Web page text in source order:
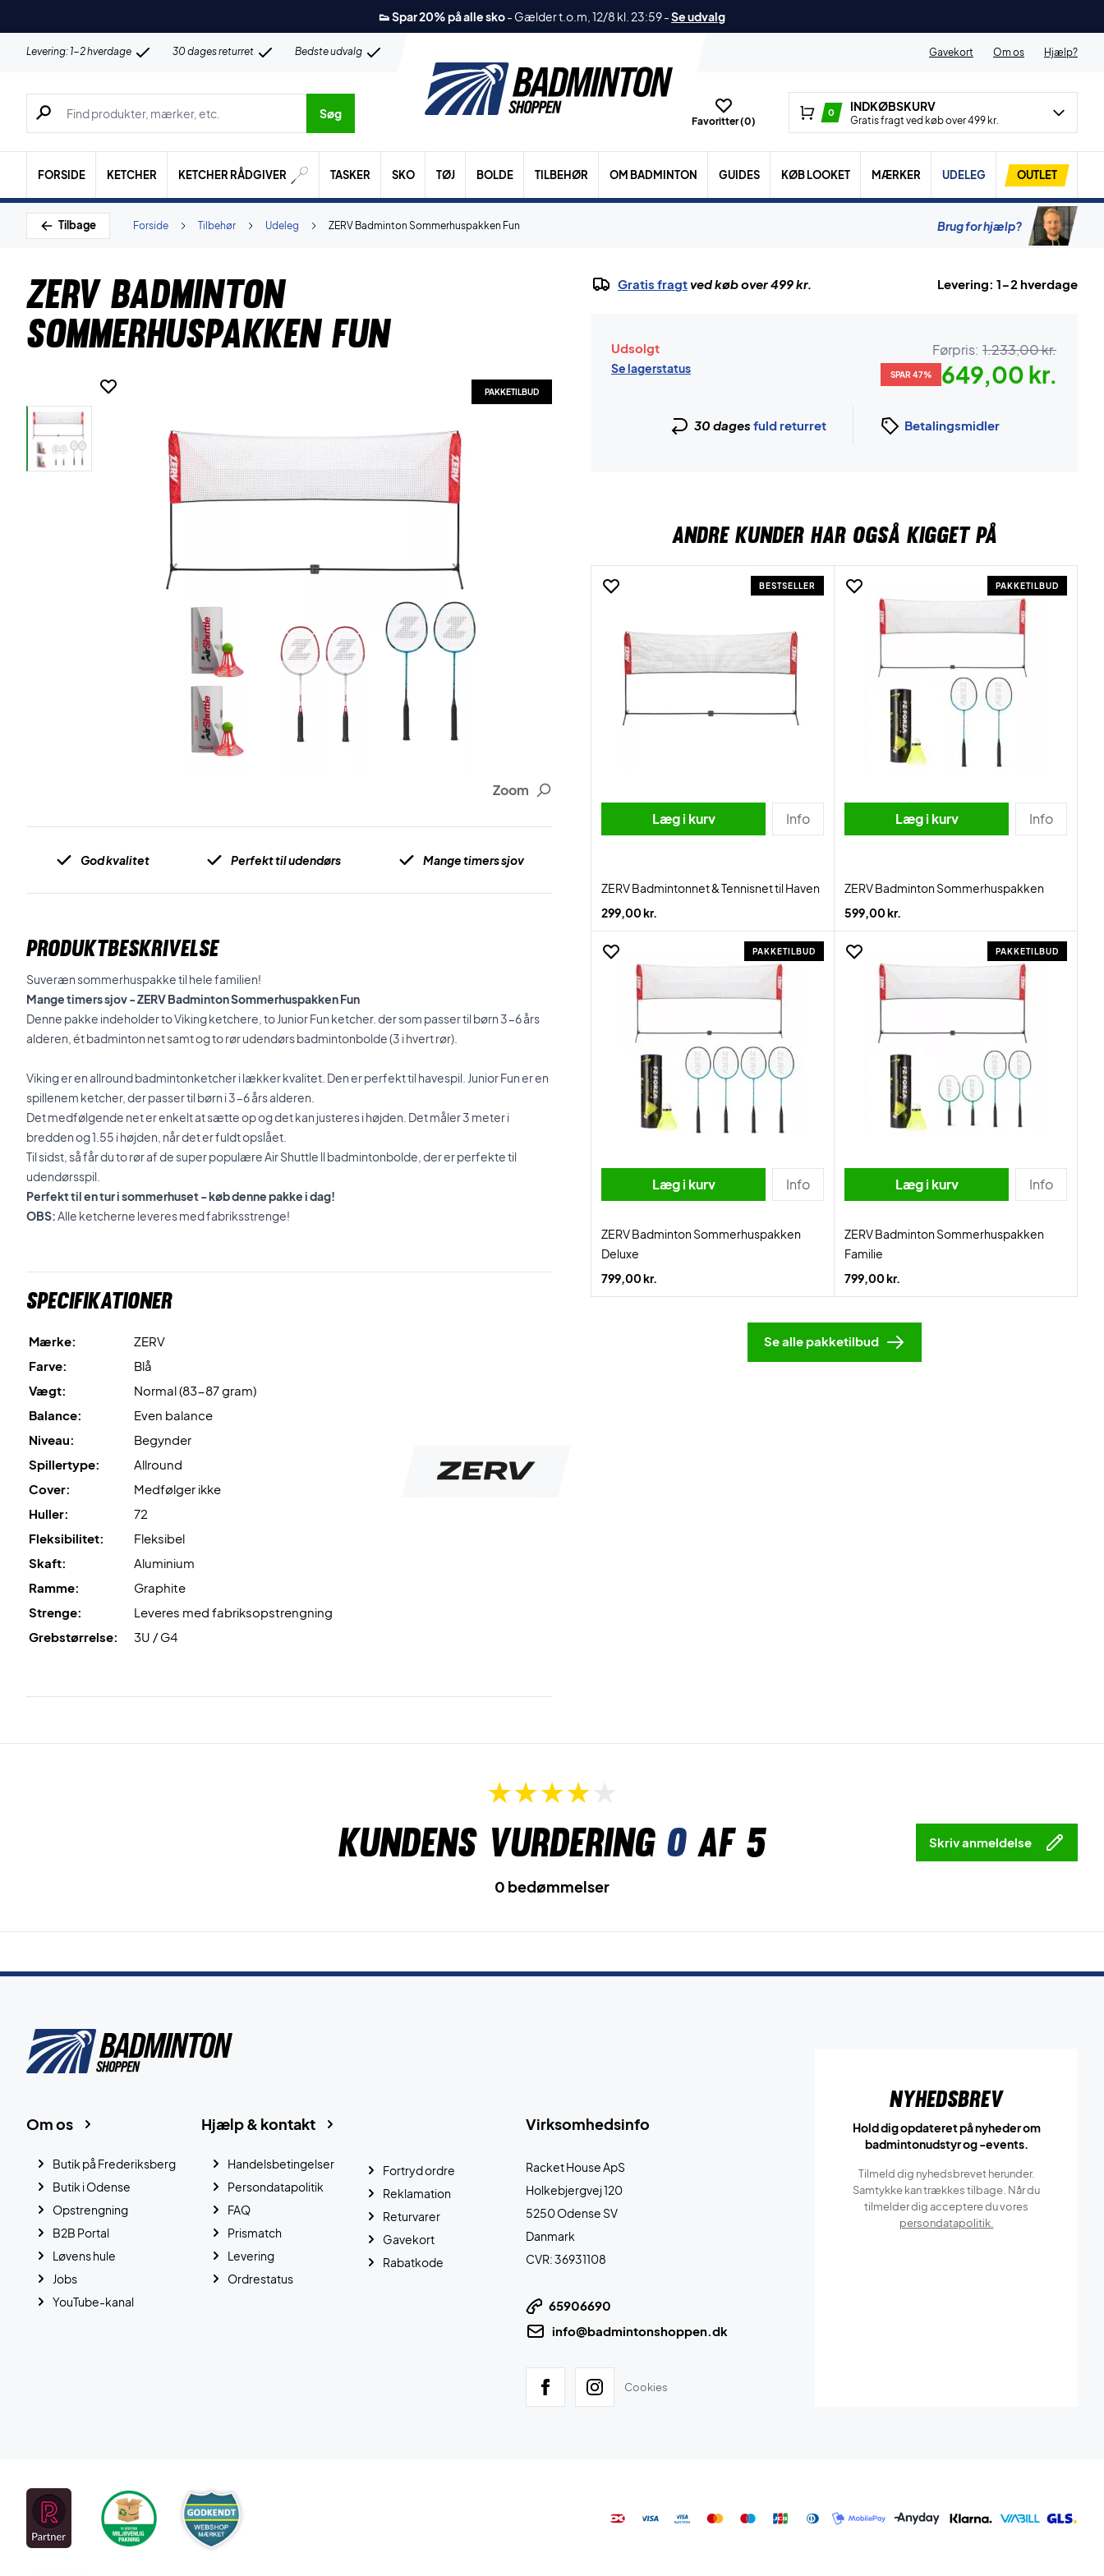
👟 Spar 20% på alle sko- Gælder t.o.m, 12/8 kl. 23:59-Se udvalg
Levering: 1-2 hverdage 30 dages returret Bedste udvalg Gavekort Om os Hjælp?
Søg efter produkter, mærker etc.
Søg
Favoritter (0)
0 INDKØBSKURV
Gratis fragt ved køb over 499 kr.
FORSIDE KETCHER KETCHER RÅDGIVER TASKER SKO TØJ BOLDE TILBEHØR OM BADMINTON GUIDES KØB LOOKET MÆRKER UDELEG OUTLET
Tilbage ZERV Badminton Sommerhuspakken Fun
Udeleg
Tilbehør
Forside Brug for hjælp?
ZERV Badminton
Sommerhuspakken Fun
Zoom
PAKKETILBUD
God kvalitet Perfekt til udendørs Mange timers sjov
PRODUKTBESKRIVELSE
Suveræn sommerhuspakke til hele familien!
Mange timers sjov - ZERV Badminton Sommerhuspakken Fun
Denne pakke indeholder to Viking ketchere, to Junior Fun ketcher. der som passer til børn 3-6 års
alderen, ét badminton net samt og to rør udendørs badmintonbolde (3 i hvert rør).
Viking er en allround badmintonketcher i lækker kvalitet. Den er perfekt til havespil. Junior Fun er en
spillenem ketcher, der passer til børn i 3-6 års alderen.
Det medfølgende net er enkelt at sætte op og det kan justeres i højden. Det måler 3 meter i
bredden og 1.55 i højden, når det er fuldt opslået.
Til sidst, så får du to rør af de super populære Air Shuttle ll badmintonbolde, der er perfekte til
udendørsspil.
Perfekt til en tur i sommerhuset - køb denne pakke i dag!
OBS:Alle ketcherne leveres med fabriksstrenge!
Specifikationer
Mærke:
ZERV
Farve:
Blå
Vægt:
Normal (83-87 gram)
Balance:
Even balance
Niveau:
Begynder
Spillertype:
Allround
Cover:
Medfølger ikke
Huller:
72
Fleksibilitet:
Fleksibel
Skaft:
Aluminium
Ramme:
Graphite
Strenge:
Leveres med fabriksopstrengning
Grebstørrelse:
3U / G4
Gratis fragtved køb over 499 kr. Levering: 1-2 hverdage
Udsolgt
Se lagerstatus
Førpris: 1.233,00 kr.
SPAR 47% 649,00 kr.
30 dages fuld returret Betalingsmidler
ANDRE KUNDER HAR OGSÅ KIGGET PÅ
BESTSELLER
Læg i kurv Info
ZERV Badmintonnet & Tennisnet til Haven
299,00 kr.
PAKKETILBUD
Læg i kurv Info
ZERV Badminton Sommerhuspakken
599,00 kr.
PAKKETILBUD
Læg i kurv Info
ZERV Badminton Sommerhuspakken
Deluxe
799,00 kr.
PAKKETILBUD
Læg i kurv Info
ZERV Badminton Sommerhuspakken
Familie
799,00 kr.
Se alle pakketilbud
Kundens vurdering 0af 5 Skriv anmeldelse
0 bedømmelser
Virksomhedsinfo
Racket House ApS
Holkebjergvej 120
5250 Odense SV
Danmark
CVR: 36931108
65906690
info@badmintonshoppen.dk
Cookies
Hjælp & kontakt
Handelsbetingelser
Persondatapolitik
FAQ
Prismatch
Levering
Ordrestatus
Fortryd ordre
Reklamation
Returvarer
Gavekort
Rabatkode
Om os
Butik på Frederiksberg
Butik i Odense
Opstrengning
B2B Portal
Løvens hule
Jobs
YouTube-kanal
Nyhedsbrev
Hold dig opdateret på nyheder om
badmintonudstyr og -events.
Tilmeld dig nyhedsbrevet herunder.
Samtykke kan trækkes tilbage. Når du
tilmelder dig acceptere du vores
persondatapolitik.